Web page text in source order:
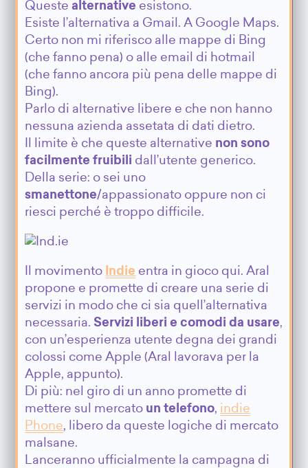
Queste alternative esistono.
Esiste l’alternativa a Gmail. A Google Maps.
Certo non mi riferisco alle mappe di Bing
(che fanno pena) o alle email di hotmail
(che fanno ancora più pena delle mappe di
Bing).
Parlo di alternative libere e che non hanno
nessuna azienda assetata di dati dietro.
Il limite è che queste alternative non sono
facilmente fruibili dall’utente generico.
Della serie: o sei uno
smanettone/appassionato oppure non ci
riesci perché è troppo difficile.
Il movimento Indie entra in gioco qui. Aral
propone e promette di creare una serie di
servizi in modo che ci sia quell’alternativa
necessaria. Servizi liberi e comodi da usare,
con un’esperienza utente degna dei grandi
colossi come Apple (Aral lavorava per la
Apple, appunto).
Di più: nel giro di un anno promette di
mettere sul mercato un telefono, indie
Phone, libero da queste logiche di mercato
malsane.
Lanceranno ufficialmente la campagna di